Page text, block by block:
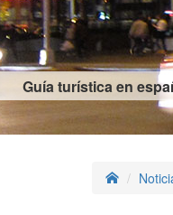
Guía turística en